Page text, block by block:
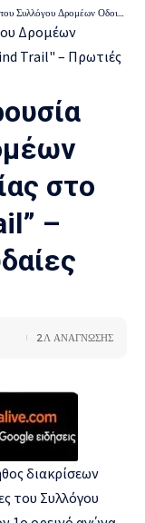
στο 1ο “Vlasti Wind Trail” – Πρωτιές και σπουδαίες διακρίσεις
στο
–
2Λ ΑΝΑΓΝΩΣΗΣ
διακρίσεων
του Συλλόγου